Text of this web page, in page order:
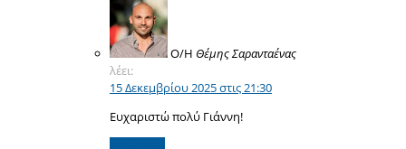
Ο/Η Θέμης Σαρανταένας
λέει:
15 Δεκεμβρίου 2025 στις 21:30
Ευχαριστώ πολύ Γιάννη!